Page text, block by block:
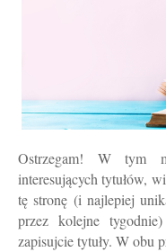
Ostrzegam! W tym
interesujących tytułów,
tę stronę (i najlepiej
przez kolejne
zapisujcie tytuły. W obu